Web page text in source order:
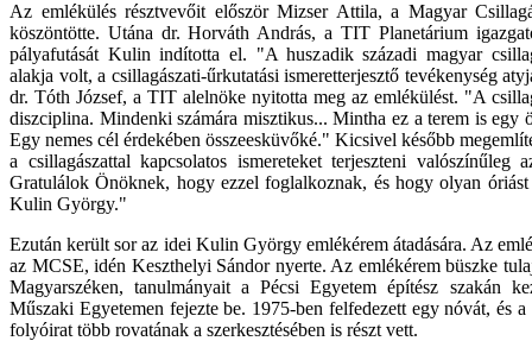
Az emlékülés résztvevőit először Mizser Attila, a Magyar
köszöntötte. Utána dr. Horváth András, a TIT Planetárium
pályafutását Kulin indította el. "A huszadik századi magyar
alakja volt, a csillagászati-űrkutatási ismeretterjesztő tevékenység
dr. Tóth József, a TIT alelnöke nyitotta meg az emlékülést. "A
diszciplina. Mindenki számára misztikus... Mintha ez a terem is egy
Egy nemes cél érdekében összeesküvőké." Kicsivel később
a csillagászattal kapcsolatos ismereteket terjeszteni valószínűleg
Gratulálok Önöknek, hogy ezzel foglalkoznak, és hogy olyan
Kulin György."
Ezután került sor az idei Kulin György emlékérem átadására. Az
az MCSE, idén Keszthelyi Sándor nyerte. Az emlékérem büszke
Magyarszéken, tanulmányait a Pécsi Egyetem építész szakán
Műszaki Egyetemen fejezte be. 1975-ben felfedezett egy nóvát, és
folyóirat több rovatának a szerkesztésében is részt vett.